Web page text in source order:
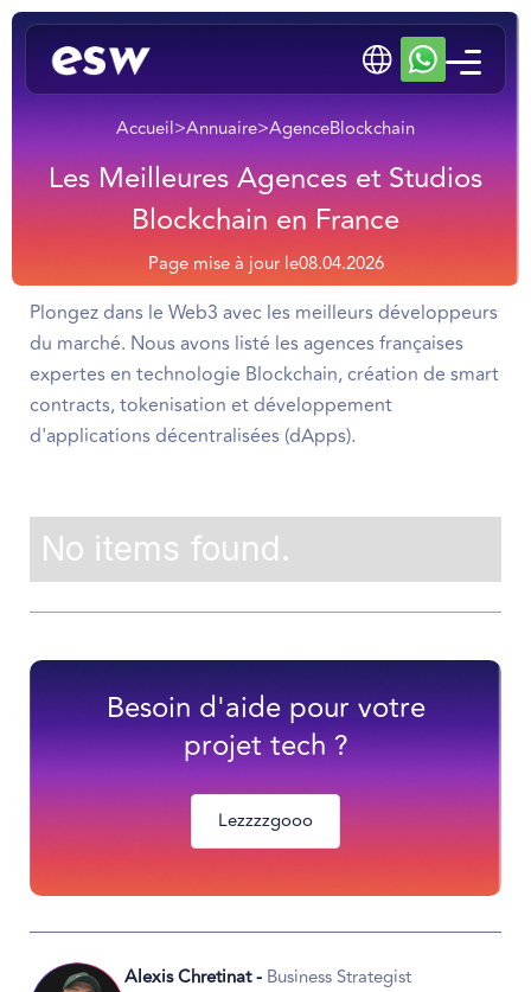
Accueil>Annuaire>AgenceBlockchain
Les Meilleures Agences et Studios
Blockchain en France
Page mise à jour le08.04.2026
Plongez dans le Web3 avec les meilleurs développeurs
du marché. Nous avons listé les agences françaises
expertes en technologie Blockchain, création de smart
contracts, tokenisation et développement
d'applications décentralisées (dApps).
No items found.
Besoin d'aide pour votre
projet tech ?
Lezzzzgooo
Alexis Chretinat - Business Strategist